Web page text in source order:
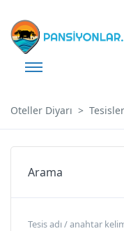
Oteller Diyarı Tesisler
Arama
Tesis adı / anahtar